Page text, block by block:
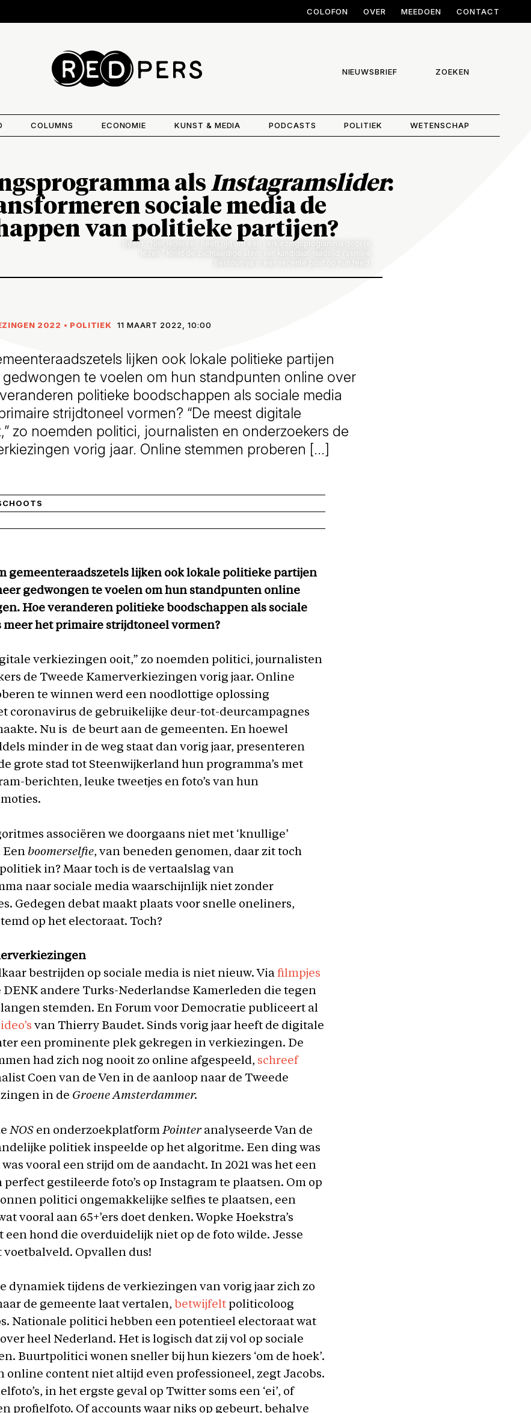
COLOFON OVER MEEDOEN CONTACT
NIEUWSBRIEF ZOEKEN
COLUMNS ECONOMIE KUNST & MEDIA PODCASTS POLITIEK WETENSCHAP
als Instagramslider:
sociale media de
van politieke partijen?
Beeld: “Niet iedereen heeft tijd om een verkiezingsprogramma door te
lezen,” klinkt de zachtaardige stem van kandidaat-raadslid Yasmine
Bentoumya in een recente post op hun feed.
2022 • POLITIEK 11 MAART 2022, 10:00
lijken ook lokale politieke partijen
gedwongen te voelen om hun standpunten online over
politieke boodschappen als sociale media
strijdtoneel vormen? “De meest digitale
zo noemden politici, journalisten en onderzoekers de
vorig jaar. Online stemmen proberen […]
gemeenteraadszetels lijken ook lokale politieke partijen
gedwongen te voelen om hun standpunten online
Hoe veranderen politieke boodschappen als sociale
meer het primaire strijdtoneel vormen?
verkiezingen ooit,” zo noemden politici, journalisten
de Tweede Kamerverkiezingen vorig jaar. Online
te winnen werd een noodlottige oplossing
coronavirus de gebruikelijke deur-tot-deurcampagnes
Nu is de beurt aan de gemeenten. En hoewel
minder in de weg staat dan vorig jaar, presenteren
grote stad tot Steenwijkerland hun programma’s met
berichten, leuke tweetjes en foto’s van hun
moties.
associëren we doorgaans niet met ‘knullige’
boomerselfie, van beneden genomen, daar zit toch
in? Maar toch is de vertaalslag van
naar sociale media waarschijnlijk niet zonder
Gedegen debat maakt plaats voor snelle oneliners,
op het electoraat. Toch?
bestrijden op sociale media is niet nieuw. Via filmpjes
andere Turks-Nederlandse Kamerleden die tegen
stemden. En Forum voor Democratie publiceert al
van Thierry Baudet. Sinds vorig jaar heeft de digitale
een prominente plek gekregen in verkiezingen. De
had zich nog nooit zo online afgespeeld, schreef
Coen van de Ven in de aanloop naar de Tweede
in de Groene Amsterdammer.
NOS en onderzoekplatformPointeranalyseerde Van de
politiek inspeelde op het algoritme. Een ding was
vooral een strijd om de aandacht. In 2021 was het een
perfect gestileerde foto’s op Instagram te plaatsen. Om op
politici ongemakkelijke selfies te plaatsen, een
vooral aan 65+’ers doet denken. Wopke Hoekstra’s
een hond die overduidelijk niet op de foto wilde. Jesse
voetbalveld. Opvallen dus!
dynamiek tijdens de verkiezingen van vorig jaar zich zo
de gemeente laat vertalen, betwijfelt politicoloog
Nationale politici hebben een potentieel electoraat wat
heel Nederland. Het is logisch dat zij vol op sociale
Buurtpolitici wonen sneller bij hun kiezers ‘om de hoek’.
online content niet altijd even professioneel, zegt Jacobs.
in het ergste geval op Twitter soms een ‘ei’, of
profielfoto. Of accounts waar niks op gebeurt, behalve